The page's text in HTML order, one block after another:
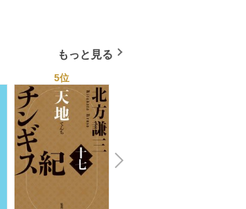
もっと見る
5位
N
x